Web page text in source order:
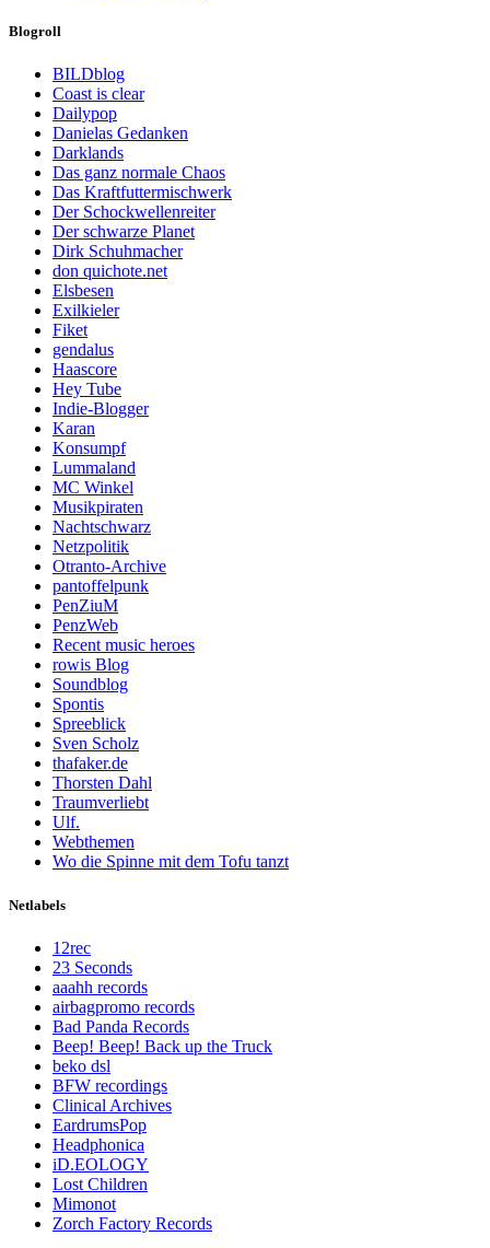
Blogroll
BILDblog
Coast is clear
Dailypop
Danielas Gedanken
Darklands
Das ganz normale Chaos
Das Kraftfuttermischwerk
Der Schockwellenreiter
Der schwarze Planet
Dirk Schuhmacher
don quichote.net
Elsbesen
Exilkieler
Fiket
gendalus
Haascore
Hey Tube
Indie-Blogger
Karan
Konsumpf
Lummaland
MC Winkel
Musikpiraten
Nachtschwarz
Netzpolitik
Otranto-Archive
pantoffelpunk
PenZiuM
PenzWeb
Recent music heroes
rowis Blog
Soundblog
Spontis
Spreeblick
Sven Scholz
thafaker.de
Thorsten Dahl
Traumverliebt
Ulf.
Webthemen
Wo die Spinne mit dem Tofu tanzt
Netlabels
12rec
23 Seconds
aaahh records
airbagpromo records
Bad Panda Records
Beep! Beep! Back up the Truck
beko dsl
BFW recordings
Clinical Archives
EardrumsPop
Headphonica
iD.EOLOGY
Lost Children
Mimonot
Zorch Factory Records